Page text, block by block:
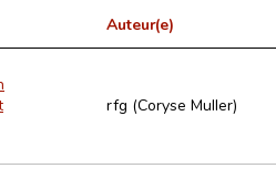
Auteur(e)
rfg (Coryse Muller)